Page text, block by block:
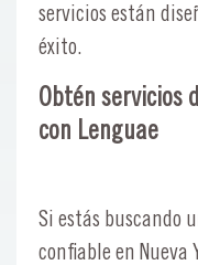
servicios están
éxito.
Obtén servicios
con Lenguae
Si estás buscando
confiable en Nueva